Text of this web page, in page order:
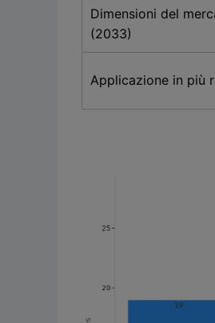
Dimensioni del
(2033)
Applicazione in più